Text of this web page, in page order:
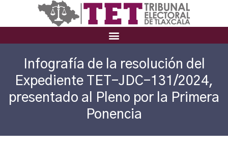
Infografía de la resolución del
Expediente TET-JDC-131/2024,
presentado al Pleno por la Primera
Ponencia